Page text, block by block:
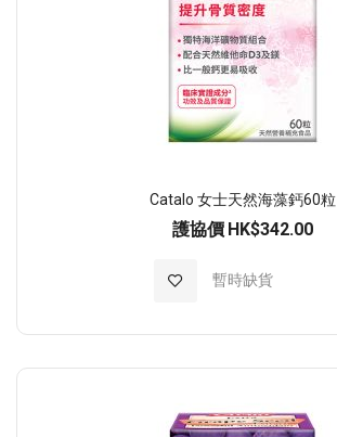
Catalo 女士天然海藻鈣60粒
護協價 HK$342.00
暫時缺貨
加入至願望清單